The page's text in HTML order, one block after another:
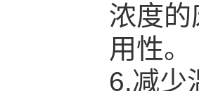
浓度
用性。
6.减少